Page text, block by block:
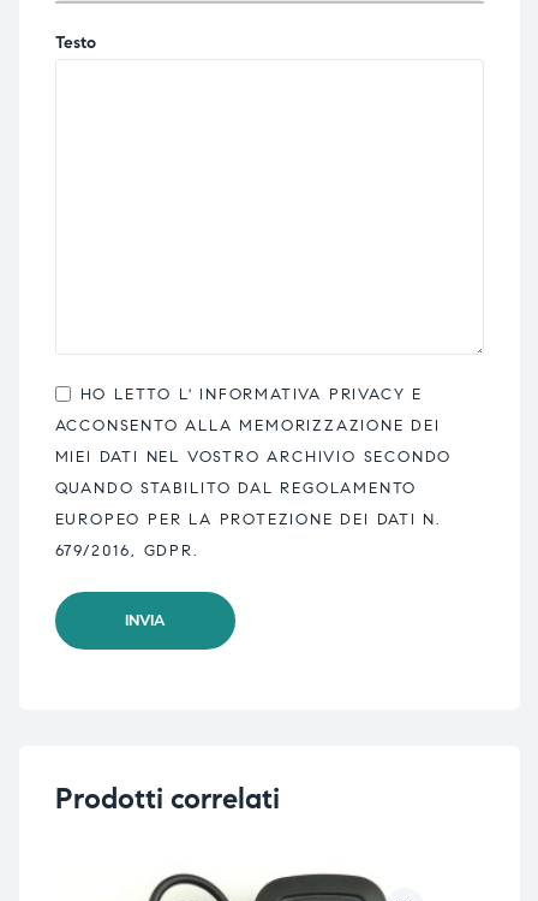
Testo
HO LETTO L' INFORMATIVA PRIVACY E
ACCONSENTO ALLA MEMORIZZAZIONE DEI
MIEI DATI NEL VOSTRO ARCHIVIO SECONDO
QUANDO STABILITO DAL REGOLAMENTO
EUROPEO PER LA PROTEZIONE DEI DATI N.
679/2016, GDPR.
Prodotti correlati